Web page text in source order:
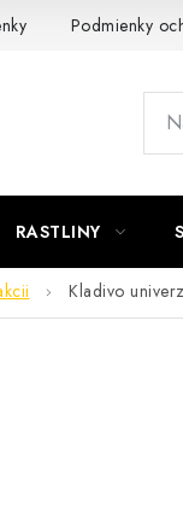
Podmienky
RASTLINY
Kladivo